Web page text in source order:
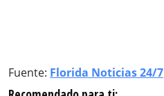
Fuente: Florida Noticias 24/7